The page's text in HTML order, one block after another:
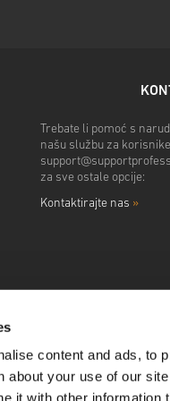
content and ads, to
about your use of our
it with other information
Trebate li pomoć s
našu službu za
za sve ostale opcije:
Kontaktirajte nas »